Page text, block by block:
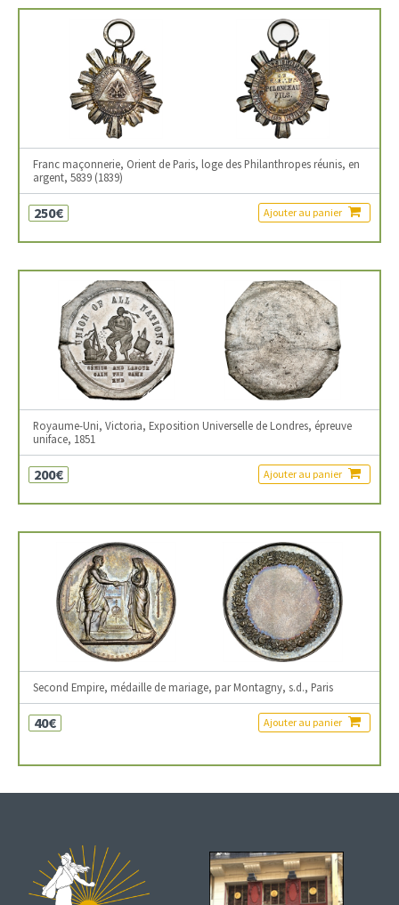
Franc maçonnerie, Orient de Paris, loge des Philanthropes réunis, en
argent, 5839 (1839)
250€ Ajouter au panier
Royaume-Uni, Victoria, Exposition Universelle de Londres, épreuve
uniface, 1851
200€ Ajouter au panier
Second Empire, médaille de mariage, par Montagny, s.d., Paris
40€ Ajouter au panier